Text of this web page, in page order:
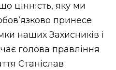
цінність, яку ми
принесе
наших Захисників і
голова правління
Станіслав